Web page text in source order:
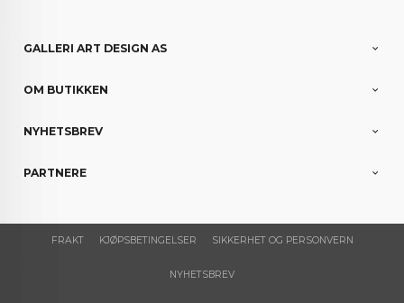
GALLERI ART DESIGN AS
OM BUTIKKEN
NYHETSBREV
PARTNERE
FRAKT KJØPSBETINGELSER SIKKERHET OG PERSONVERN
NYHETSBREV